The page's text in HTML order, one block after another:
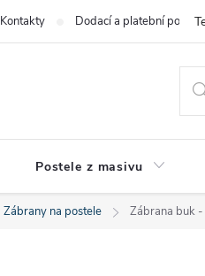
Kontakty Dodací a platební
Postele z masivu
Zábrany na postele Zábrana buk